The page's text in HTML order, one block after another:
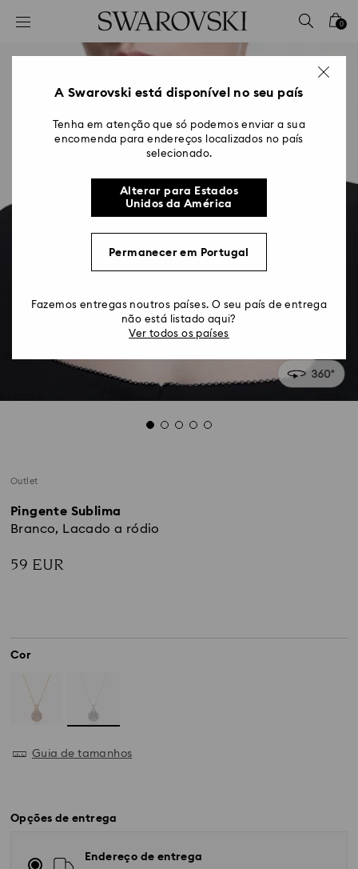
Accesskeys list
0 - Cabeçalho
2 - Rodapé
0
Outlet
Pingente Sublima
Branco, Lacado a ródio
59 EUR
Cor
Guia de tamanhos
Opções de entrega
Endereço de entrega
A Swarovski está disponível no seu país
Tenha em atenção que só podemos enviar a sua
encomenda para endereços localizados no país
selecionado.
Alterar para Estados
Unidos da América
Permanecer em Portugal
Fazemos entregas noutros países. O seu país de entrega
não está listado aqui?
Ver todos os países